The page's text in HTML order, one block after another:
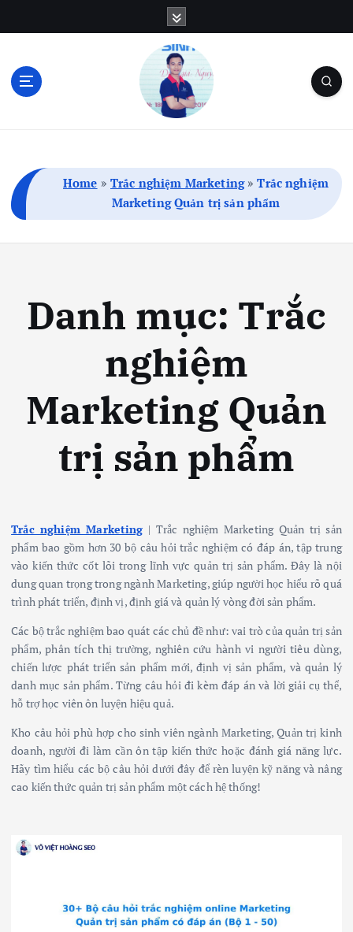
Home »Trắc nghiệm Marketing»Trắc nghiệm
Marketing Quản trị sản phẩm
Danh mục: Trắc
nghiệm
Marketing Quản
trị sản phẩm
Trắc nghiệm Marketing | Trắc nghiệm Marketing Quản trị sản
phẩm bao gồm hơn 30 bộ câu hỏi trắc nghiệm có đáp án, tập trung
vào kiến thức cốt lõi trong lĩnh vực quản trị sản phẩm. Đây là nội
dung quan trọng trong ngành Marketing, giúp người học hiểu rõ quá
trình phát triển, định vị, định giá và quản lý vòng đời sản phẩm.
Các bộ trắc nghiệm bao quát các chủ đề như: vai trò của quản trị sản
phẩm, phân tích thị trường, nghiên cứu hành vi người tiêu dùng,
chiến lược phát triển sản phẩm mới, định vị sản phẩm, và quản lý
danh mục sản phẩm. Từng câu hỏi đi kèm đáp án và lời giải cụ thể,
hỗ trợ học viên ôn luyện hiệu quả.
Kho câu hỏi phù hợp cho sinh viên ngành Marketing, Quản trị kinh
doanh, người đi làm cần ôn tập kiến thức hoặc đánh giá năng lực.
Hãy tìm hiểu các bộ câu hỏi dưới đây để rèn luyện kỹ năng và nâng
cao kiến thức quản trị sản phẩm một cách hệ thống!